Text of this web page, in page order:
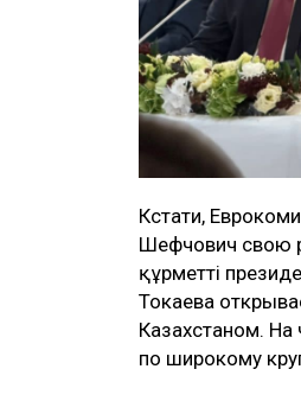
Кстати,
Шефчович свою
құрметті
Токаева
Казахстаном. На
по широкому